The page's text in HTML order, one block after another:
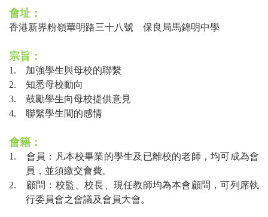
會址：
香港新界粉嶺華明路三十八號 保良局馬錦明中學
宗旨：
1. 加強學生與母校的聯繫
2. 知悉母校動向
3. 鼓勵學生向母校提供意見
4. 聯繫學生間的感情
會籍：
1. 會員：凡本校畢業的學生及已離校的老師，均可成為會
員，並須繳交會費。
2. 顧問：校監、校長、現任教師均為本會顧問，可列席執
行委員會之會議及會員大會。